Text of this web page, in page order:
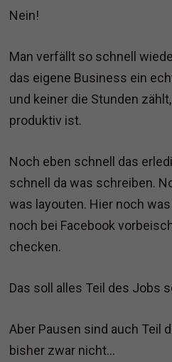
Nein!
Man verfällt so schnell
das eigene Business ein
und keiner die Stunden
produktiv ist.
Noch eben schnell das
schnell da was schreiben.
was layouten. Hier noch
noch bei Facebook
checken.
Das soll alles Teil des Jobs
Aber Pausen sind auch Teil
bisher zwar nicht…